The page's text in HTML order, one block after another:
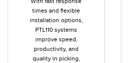
times and flexible
installation options,
PTL110 systems
improve speed,
productivity, and
quality in picking,